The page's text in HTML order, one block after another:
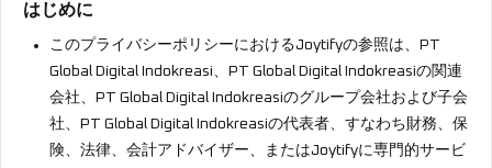
はじめに
このプライバシーポリシーにおけるJoytifyの参照は、PT
Global Digital Indokreasi、PT Global Digital Indokreasiの関連
会社、PT Global Digital Indokreasiのグループ会社および子会
社、PT Global Digital Indokreasiの代表者、すなわち財務、保
険、法律、会計アドバイザー、またはJoytifyに専門的サービ